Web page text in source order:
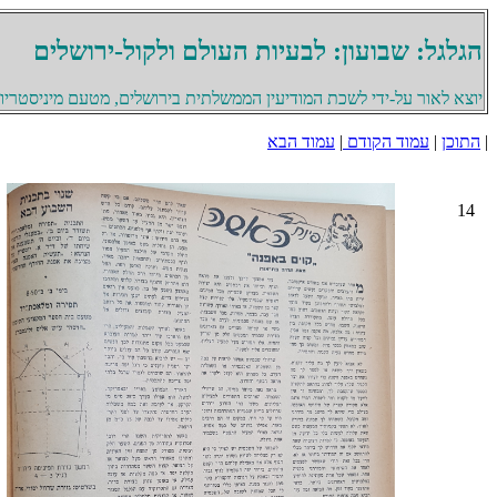
הגלגל: שבועון: לבעיות העולם ולקול-ירושלים
יוצא לאור על-ידי לשכת המודיעין הממשלתית בירושלים, מטעם
| התוכן | עמוד הקודם | עמוד הבא
14